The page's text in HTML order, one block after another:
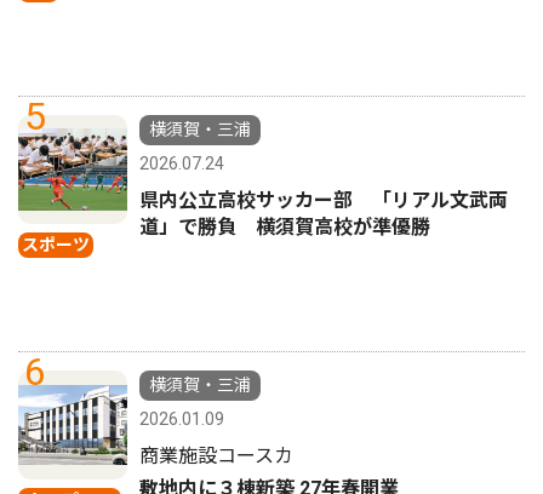
5
スポーツ
横須賀・三浦
2026.07.24
県内公立高校サッカー部 「リアル文武両
道」で勝負 横須賀高校が準優勝
6
横須賀・三浦
2026.01.09
商業施設コースカ
敷地内に３棟新築 27年春開業